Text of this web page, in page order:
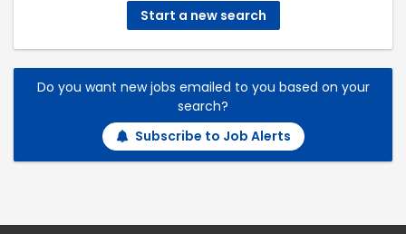
Start a new search
Do you want new jobs emailed to you based on your
search?
Subscribe to Job Alerts